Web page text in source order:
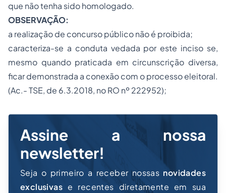
que não tenha sido homologado.
OBSERVAÇÃO:
a realização de concurso público não é proibida;
caracteriza-se a conduta vedada por este inciso se,
mesmo quando praticada em circunscrição diversa,
ficar demonstrada a conexão com o processo eleitoral.
(Ac.- TSE, de 6.3.2018, no RO nº 222952);
Assine a nossa
newsletter!
Seja o primeiro a receber nossas novidades
exclusivas e recentes diretamente em sua